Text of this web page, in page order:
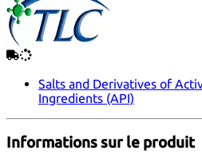
Salts and Derivatives of
Ingredients (API)
Informations sur le produit